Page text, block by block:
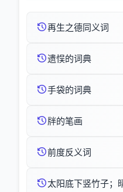
再生之德同义词
遗悮的词典
手袋的词典
牉的笔画
前度反义词
太阳底下竖竹子；